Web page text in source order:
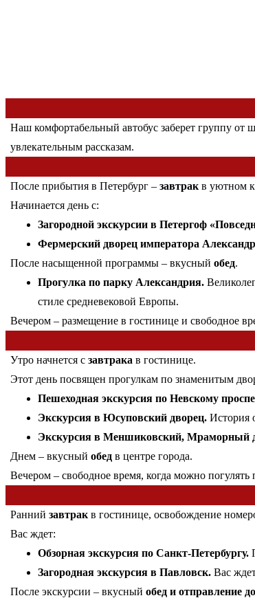
Наш комфортабельный автобус заберет группу от
увлекательным рассказам.
После прибытия в Петербург –завтрак в уютном
Начинается день с:
Загородной экскурсии в Петергоф
Фермерский дворец императора
После насыщенной программы – вкусныйобед.
Прогулка по парку Александрия.
стиле средневековой Европы.
Вечером – размещение в гостинице и свободное
Утро начнется сзавтрака в гостинице.
Этот день посвящен прогулкам по знаменитым
Пешеходная экскурсия по Невскому
Экскурсия в Юсуповский дворец. История
Экскурсия в Меншиковский, Мраморный
Днем – вкусныйобед в центре города.
Вечером – свободное время, когда можно
Раннийзавтрак в гостинице, освобождение
Вас ждет:
Обзорная экскурсия по Санкт-Петербургу.
Загородная экскурсия в Павловск. Вас
После экскурсии – вкусныйобед и отправление